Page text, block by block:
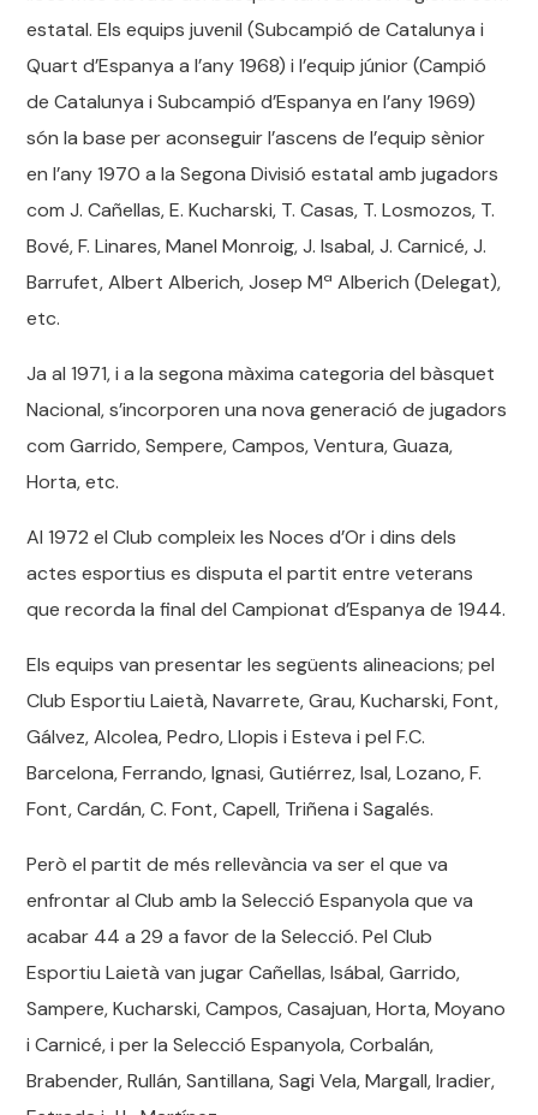
estatal. Els equips juvenil (Subcampió de Catalunya i
Quart d’Espanya a l’any 1968) i l’equip júnior (Campió
de Catalunya i Subcampió d’Espanya en l’any 1969)
són la base per aconseguir l’ascens de l’equip sènior
en l’any 1970 a la Segona Divisió estatal amb jugadors
com J. Cañellas, E. Kucharski, T. Casas, T. Losmozos, T.
Bové, F. Linares, Manel Monroig, J. Isabal, J. Carnicé, J.
Barrufet, Albert Alberich, Josep Mª Alberich (Delegat),
etc.
Ja al 1971, i a la segona màxima categoria del bàsquet
Nacional, s’incorporen una nova generació de jugadors
com Garrido, Sempere, Campos, Ventura, Guaza,
Horta, etc.
Al 1972 el Club compleix les Noces d’Or i dins dels
actes esportius es disputa el partit entre veterans
que recorda la final del Campionat d’Espanya de 1944.
Els equips van presentar les següents alineacions; pel
Club Esportiu Laietà, Navarrete, Grau, Kucharski, Font,
Gálvez, Alcolea, Pedro, Llopis i Esteva i pel F.C.
Barcelona, ​​Ferrando, Ignasi, Gutiérrez, Isal, Lozano, F.
Font, Cardán, C. Font, Capell, Triñena i Sagalés.
Però el partit de més rellevància va ser el que va
enfrontar al Club amb la Selecció Espanyola que va
acabar 44 a 29 a favor de la Selecció. Pel Club
Esportiu Laietà van jugar Cañellas, Isábal, Garrido,
Sampere, Kucharski, Campos, Casajuan, Horta, Moyano
i Carnicé, i per la Selecció Espanyola, Corbalán,
Brabender, Rullán, Santillana, Sagi Vela, Margall, Iradier,